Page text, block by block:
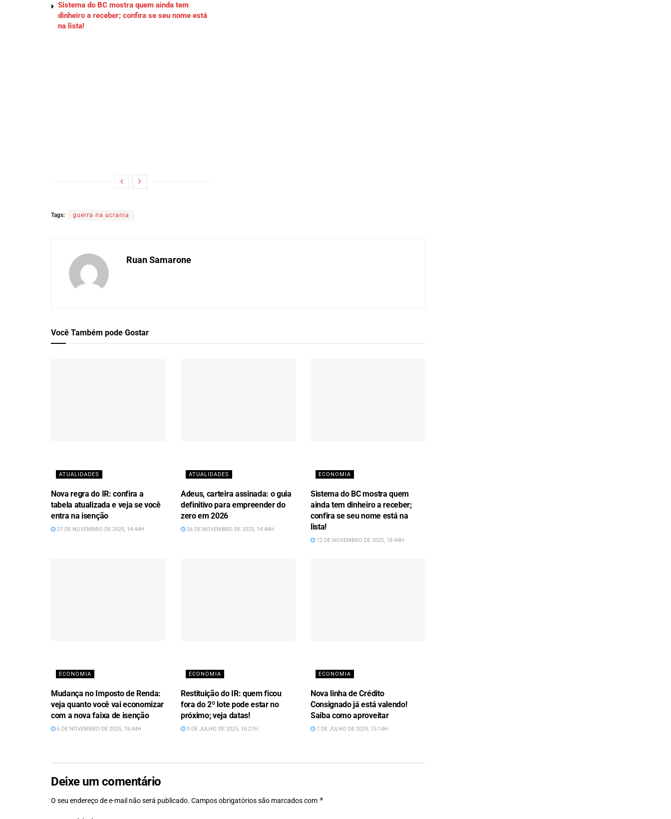
Sistema do BC mostra quem ainda tem
dinheiro a receber; confira se seu nome está
na lista!
Tags: guerra na ucrania
Ruan Samarone
Você Também pode Gostar
ATUALIDADES
Nova regra do IR: confira a
tabela atualizada e veja se você
entra na isenção
27 DE NOVEMBRO DE 2025, 14:44H
ATUALIDADES
Adeus, carteira assinada: o guia
definitivo para empreender do
zero em 2026
26 DE NOVEMBRO DE 2025, 14:44H
ECONOMIA
Sistema do BC mostra quem
ainda tem dinheiro a receber;
confira se seu nome está na
lista!
12 DE NOVEMBRO DE 2025, 18:44H
ECONOMIA
Mudança no Imposto de Renda:
veja quanto você vai economizar
com a nova faixa de isenção
6 DE NOVEMBRO DE 2025, 18:44H
ECONOMIA
Restituição do IR: quem ficou
fora do 2º lote pode estar no
próximo; veja datas!
9 DE JULHO DE 2025, 16:27H
ECONOMIA
Nova linha de Crédito
Consignado já está valendo!
Saiba como aproveitar
7 DE JULHO DE 2025, 15:14H
Deixe um comentário
O seu endereço de e-mail não será publicado. Campos obrigatórios são marcados com *